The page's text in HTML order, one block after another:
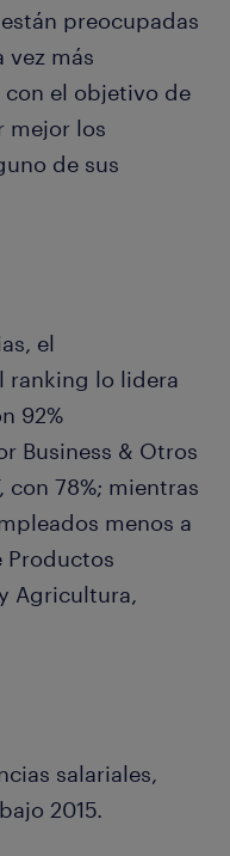
preocupadas
vez más
con el objetivo de
mejor los
de sus
el
ranking lo lidera
92%
Business & Otros
con 78%; mientras
menos a
Productos
Agricultura,
salariales,
2015.